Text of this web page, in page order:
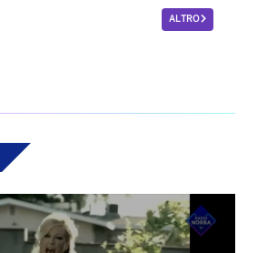
ALTRO